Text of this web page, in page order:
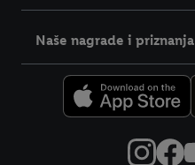
Naše nagrade i priznanja